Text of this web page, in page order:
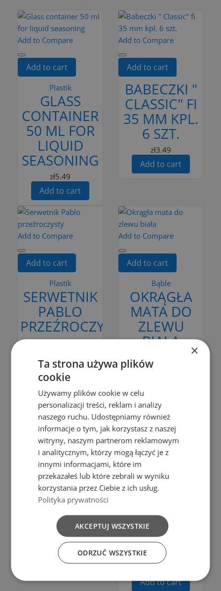
Add to Compare
Add to cart
Plastik
GLASS
CONTAINER
50 ML FOR
LIQUID
SEASONING
zł5.49
Add to cart
Add to Compare
Add to cart
BABECZKI "
CLASSIC" FI
35 MM KPL.
6 SZT.
zł3.49
Add to cart
Add to Compare
Add to cart
Plastik
SERWETNIK
PABLO
PRZEŹROCZYSTY
zł4.99
Add to Compare
Add to cart
Bąble
OKRĄGŁA
MATA DO
ZLEWU
BIAŁA
Add to Compare
Add to cart
DURSZLAK
3L CZARNY
zł6.50
Add to cart
Add to Compare
Add to cart
ŁOPATKA
KUCHENNA
TEFLONOWA
CZARNA
31,3 CM
Add to cart
×
Ta strona używa plików
cookie
Używamy plików cookie w celu
personalizacji treści, reklam i analizy
naszego ruchu. Udostępniamy również
informacje o tym, jak korzystasz z naszej
witryny, naszym partnerom reklamowym
i analitycznym, którzy mogą łączyć je z
innymi informacjami, które im
przekazałeś lub które zebrali w wyniku
korzystania przez Ciebie z ich usług.
Polityka prywatności
AKCEPTUJ WSZYSTKIE
ODRZUĆ WSZYSTKIE